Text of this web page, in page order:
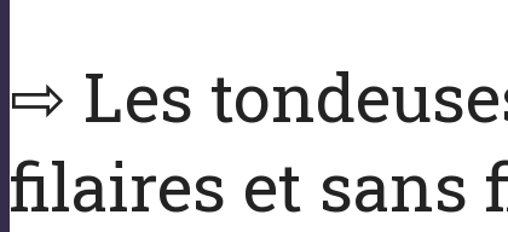
⇨ Les
filaires et sans